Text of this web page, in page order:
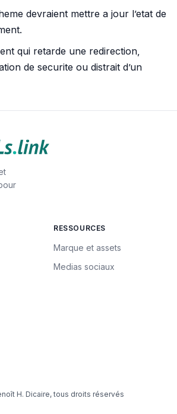
devraient mettre a jour l’etat de
qui retarde une redirection,
de securite ou distrait d’un
RESSOURCES
Marque et assets
Medias sociaux
H. Dicaire, tous droits réservés